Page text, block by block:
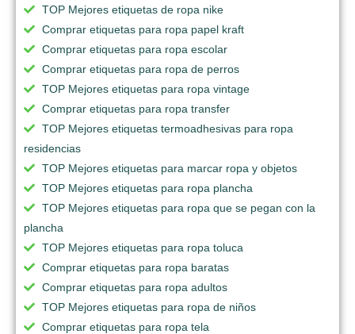
TOP Mejores etiquetas de ropa nike
Comprar etiquetas para ropa papel kraft
Comprar etiquetas para ropa escolar
Comprar etiquetas para ropa de perros
TOP Mejores etiquetas para ropa vintage
Comprar etiquetas para ropa transfer
TOP Mejores etiquetas termoadhesivas para ropa
residencias
TOP Mejores etiquetas para marcar ropa y objetos
TOP Mejores etiquetas para ropa plancha
TOP Mejores etiquetas para ropa que se pegan con la
plancha
TOP Mejores etiquetas para ropa toluca
Comprar etiquetas para ropa baratas
Comprar etiquetas para ropa adultos
TOP Mejores etiquetas para ropa de niños
Comprar etiquetas para ropa tela